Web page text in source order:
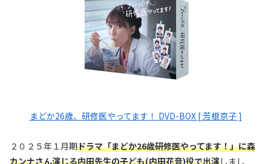
まどか26歳、研修医やってます！ DVD-BOX [ 芳根京子 ]
２０２５年１月期ドラマ「まどか26歳研修医やってます！」に森
カンナさん演じる内田先生の子ども(内田花音)役で出演しまし